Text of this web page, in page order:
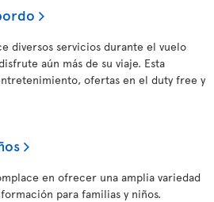
diversos servicios durante el vuelo
aún más de su viaje. Esta
ofertas en el duty free y
en ofrecer una amplia variedad
para familias y niños.